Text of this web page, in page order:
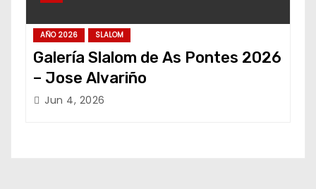
AÑO 2026 SLALOM
Galería Slalom de As Pontes 2026
– Jose Alvariño
Jun 4, 2026